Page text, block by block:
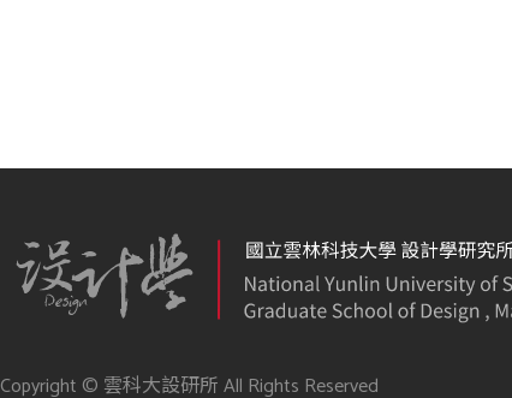
Copyright © 雲科大設研所 All Rights Reserved